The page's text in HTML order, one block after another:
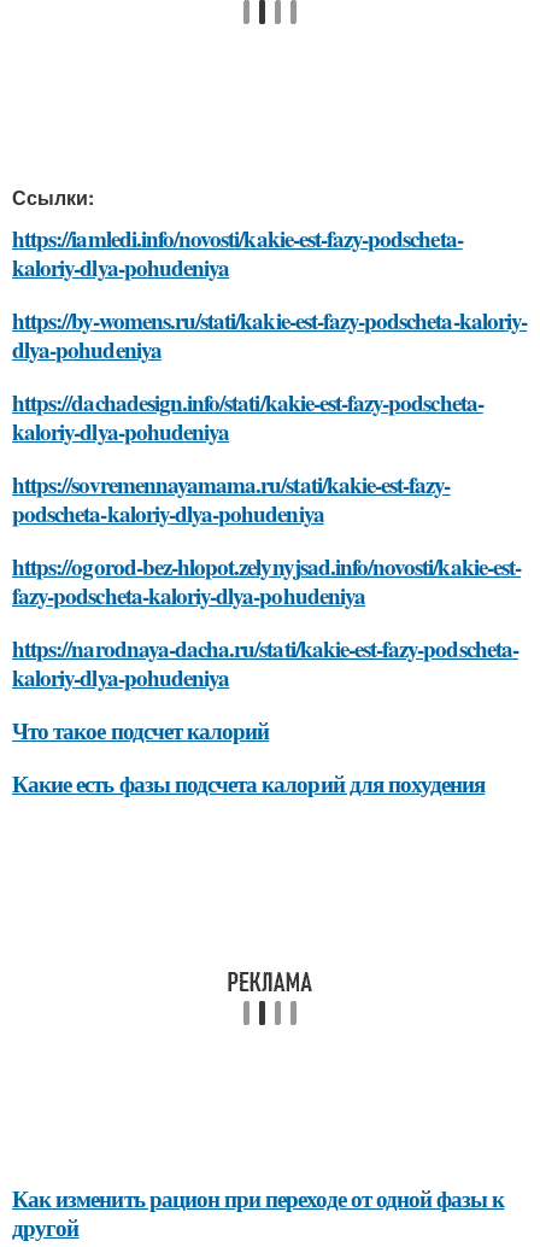
Ссылки:
https://iamledi.info/novosti/kakie-est-fazy-podscheta-
kaloriy-dlya-pohudeniya
https://by-womens.ru/stati/kakie-est-fazy-podscheta-kaloriy-
dlya-pohudeniya
https://dachadesign.info/stati/kakie-est-fazy-podscheta-
kaloriy-dlya-pohudeniya
https://sovremennayamama.ru/stati/kakie-est-fazy-
podscheta-kaloriy-dlya-pohudeniya
https://ogorod-bez-hlopot.zelynyjsad.info/novosti/kakie-est-
fazy-podscheta-kaloriy-dlya-pohudeniya
https://narodnaya-dacha.ru/stati/kakie-est-fazy-podscheta-
kaloriy-dlya-pohudeniya
Что такое подсчет калорий
Какие есть фазы подсчета калорий для похудения
Как изменить рацион при переходе от одной фазы к
другой